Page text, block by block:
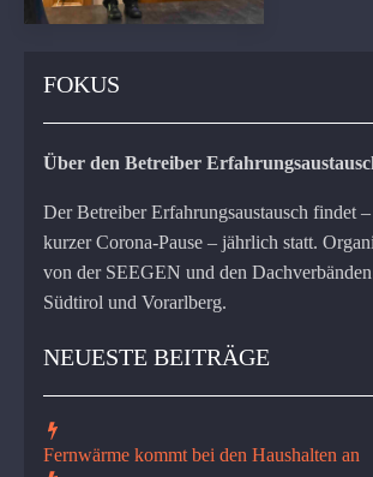
FOKUS
Über den Betreiber
Der Betreiber Erfahrungsaustausch findet
kurzer Corona-Pause – jährlich statt.
von der SEEGEN und den
Südtirol und Vorarlberg.
NEUESTE BEITRÄGE
Fernwärme kommt bei den Haushalten an